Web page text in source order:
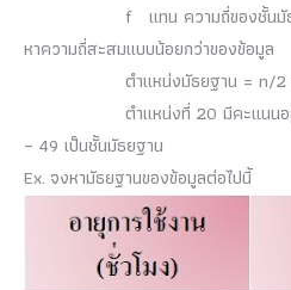
f แทน ความถี่ของชั้นมัธ
หาความถี่สะสมแบบน้อยกว่าของข้อมูล
ตำแหน่งมัธยฐาน = n/2 =
ตำแหน่งที่ 20 มีคะแนนอยู่ใน
– 49 เป็นชั้นมัธยฐาน
Ex. จงหามัธยฐานของข้อมูลต่อไปนี้